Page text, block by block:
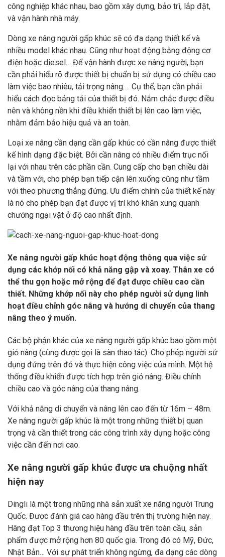
công nghiệp khác nhau, bao gồm xây dựng, bảo trì, lắp đặt,
và vận hành nhà máy.
Dòng xe nâng người gấp khúc sẽ có đa dạng thiết kế và
nhiều model khác nhau. Cũng như hoạt động bằng động cơ
điện hoặc diesel… Để vận hành được xe nâng người, bạn
cần phải hiểu rõ được thiết bị chuẩn bị sử dụng có chiều cao
làm việc bao nhiêu, tải trọng nâng…. Cụ thể, bạn cần phải
hiểu cách đọc bảng tải của thiết bị đó. Nắm chắc được điều
nên và không nền khi điều khiển thiết bị lên cao làm việc,
nhằm đảm bảo hiệu quả và an toàn.
Loại xe nâng cần dạng cần gấp khúc có cần nâng được thiết
kế hình dạng đặc biệt. Bởi cần nâng có nhiều điểm trục nối
lại với nhau trên các phần cần. Cung cấp cho bạn chiều dài
và tầm với, cho phép bạn tiếp cận lên xuống cũng như tầm
với theo phương thẳng đứng. Ưu điểm chính của thiết kế này
là nó cho phép bạn đạt được vị trí khó khăn xung quanh
chướng ngại vật ở độ cao nhất định.
Xe nâng người gấp khúc hoạt động thông qua việc sử
dụng các khớp nối có khả năng gập và xoay. Thân xe có
thể thu gọn hoặc mở rộng để đạt được chiều cao cần
thiết. Những khớp nối này cho phép người sử dụng linh
hoạt điều chỉnh góc nâng và hướng di chuyển của thang
nâng theo ý muốn.
Các bộ phận khác của xe nâng người gấp khúc bao gồm một
giỏ nâng (cũng được gọi là sàn thao tác). Cho phép người sử
dụng đứng trên đó và thực hiện công việc của mình. Một hệ
thống điều khiển được tích hợp trên giỏ nâng. Điều chỉnh
chiều cao và góc nâng của thang nâng.
Với khả năng di chuyển và nâng lên cao đến từ 16m – 48m.
Xe nâng người gấp khúc là một trong những thiết bị quan
trọng và cần thiết trong các công trình xây dựng hoặc công
việc cần đến nơi cao.
Xe nâng người gấp khúc được ưa chuộng nhất
hiện nay
Dingli là một trong những nhà sản xuất xe nâng người Trung
Quốc. Được đánh giá cao hàng đầu trên thị trường hiện nay.
Hãng đạt Top 3 thương hiệu hàng đầu trên toàn cầu, sản
phẩm được mở rộng hơn 80 quốc gia. Trong đó có Mỹ, Đức,
Nhật Bản… Với sự phát triển không ngừng, đa dạng các dòng